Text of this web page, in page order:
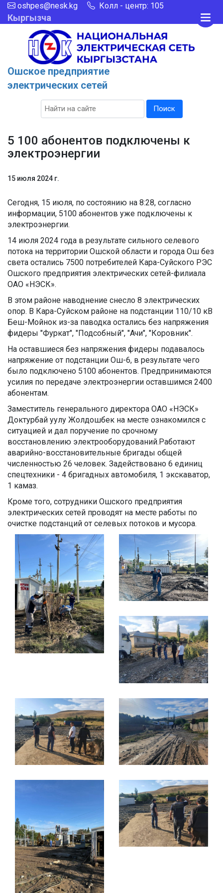
oshpes@nesk.kg Колл - центр: 105
Кыргызча
Ошское предприятие
электрических сетей
Поиск
5 100 абонентов подключены к
электроэнергии
15 июля 2024 г.
Сегодня, 15 июля, по состоянию на 8:28, согласно
информации, 5100 абонентов уже подключены к
электроэнергии.
14 июля 2024 года в результате сильного селевого
потока на территории Ошской области и города Ош без
света остались 7500 потребителей Кара-Суйского РЭС
Ошского предприятия электрических сетей-филиала
ОАО «НЭСК».
В этом районе наводнение снесло 8 электрических
опор. В Кара-Суйском районе на подстанции 110/10 кВ
Беш-Мойнок из-за паводка остались без напряжения
фидеры "Фуркат", "Подсобный", "Ачи", "Коровник".
На оставшиеся без напряжения фидеры подавалось
напряжение от подстанции Ош-6, в результате чего
было подключено 5100 абонентов. Предпринимаются
усилия по передаче электроэнергии оставшимся 2400
абонентам.
Заместитель генерального директора ОАО «НЭСК»
Доктурбай уулу Жолдошбек на месте ознакомился с
ситуацией и дал поручение по срочному
восстановлению электрооборудований.Работают
аварийно-восстановительные бригады общей
численностью 26 человек. Задействовано 6 единиц
спецтехники - 4 бригадных автомобиля, 1 экскаватор,
1 камаз.
Кроме того, сотрудники Ошского предприятия
электрических сетей проводят на месте работы по
очистке подстанций от селевых потоков и мусора.